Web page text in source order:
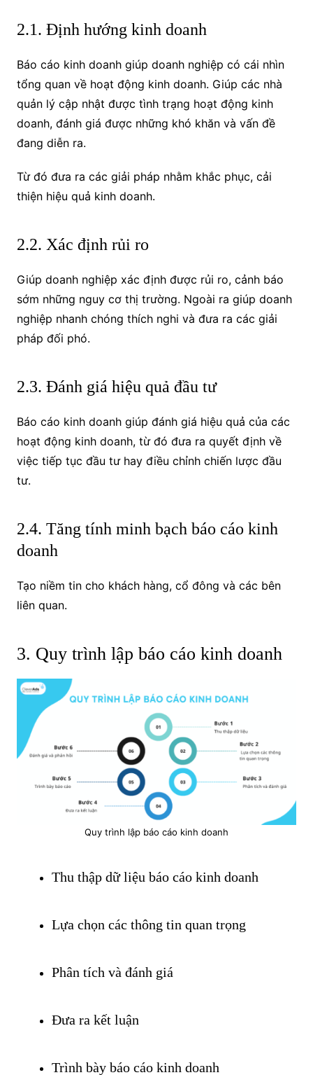
2.1. Định hướng kinh doanh
Báo cáo kinh doanh giúp doanh nghiệp có cái nhìn
tổng quan về hoạt động kinh doanh. Giúp các nhà
quản lý cập nhật được tình trạng hoạt động kinh
doanh, đánh giá được những khó khăn và vấn đề
đang diễn ra.
Từ đó đưa ra các giải pháp nhằm khắc phục, cải
thiện hiệu quả kinh doanh.
2.2. Xác định rủi ro
Giúp doanh nghiệp xác định được rủi ro, cảnh báo
sớm những nguy cơ thị trường. Ngoài ra giúp doanh
nghiệp nhanh chóng thích nghi và đưa ra các giải
pháp đối phó.
2.3. Đánh giá hiệu quả đầu tư
Báo cáo kinh doanh giúp đánh giá hiệu quả của các
hoạt động kinh doanh, từ đó đưa ra quyết định về
việc tiếp tục đầu tư hay điều chỉnh chiến lược đầu
tư.
2.4. Tăng tính minh bạch báo cáo kinh
doanh
Tạo niềm tin cho khách hàng, cổ đông và các bên
liên quan.
3. Quy trình lập báo cáo kinh doanh
Quy trình lập báo cáo kinh doanh
Thu thập dữ liệu báo cáo kinh doanh
Lựa chọn các thông tin quan trọng
Phân tích và đánh giá
Đưa ra kết luận
Trình bày báo cáo kinh doanh